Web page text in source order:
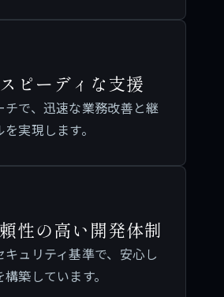
ピーディな支援
で、迅速な業務改善と継
実現します。
性の高い開発体制
ュリティ基準で、安心し
築しています。